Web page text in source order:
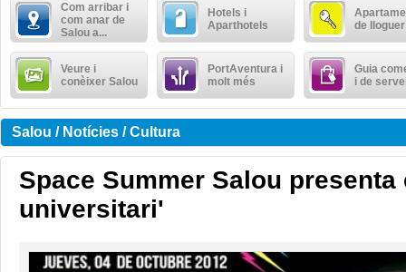
Com arribar i
com anar de
Salou a...
Hotels i
Aparthotels
de lloguer
Veure i
conèixer Salou
PortAventura i
molt més
Guia
i de
Salou / Notícies / Cultura
Space Summer Salou
universitari'